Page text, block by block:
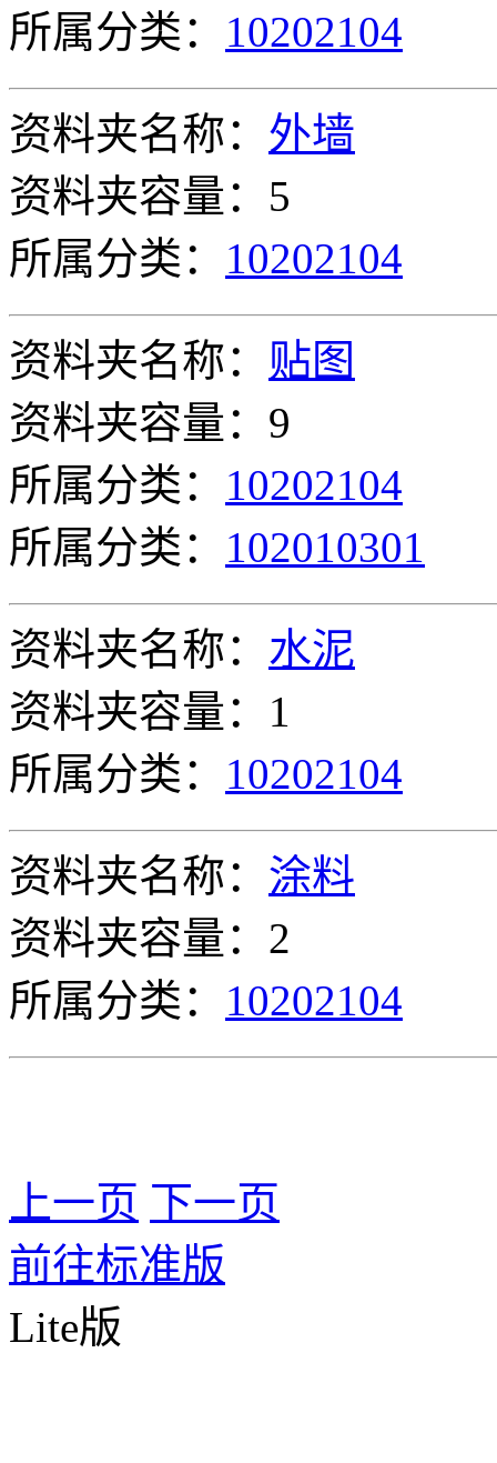
所属分类： 10202104
资料夹名称： 外墙
资料夹容量：5
所属分类： 10202104
资料夹名称： 贴图
资料夹容量：9
所属分类： 10202104
所属分类： 102010301
资料夹名称： 水泥
资料夹容量：1
所属分类： 10202104
资料夹名称： 涂料
资料夹容量：2
所属分类： 10202104
上一页 下一页
前往标准版
Lite版